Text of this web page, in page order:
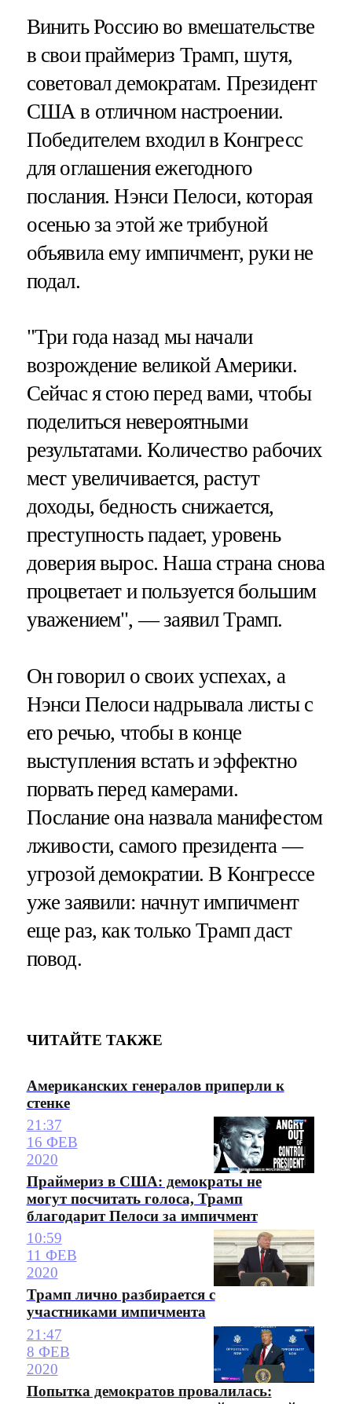
Винить Россию во вмешательстве
в свои праймериз Трамп, шутя,
советовал демократам. Президент
США в отличном настроении.
Победителем входил в Конгресс
для оглашения ежегодного
послания. Нэнси Пелоси, которая
осенью за этой же трибуной
объявила ему импичмент, руки не
подал.
"Три года назад мы начали
возрождение великой Америки.
Сейчас я стою перед вами, чтобы
поделиться невероятными
результатами. Количество рабочих
мест увеличивается, растут
доходы, бедность снижается,
преступность падает, уровень
доверия вырос. Наша страна снова
процветает и пользуется большим
уважением", — заявил Трамп.
Он говорил о своих успехах, а
Нэнси Пелоси надрывала листы с
его речью, чтобы в конце
выступления встать и эффектно
порвать перед камерами.
Послание она назвала манифестом
лживости, самого президента —
угрозой демократии. В Конгрессе
уже заявили: начнут импичмент
еще раз, как только Трамп даст
повод.
ЧИТАЙТЕ ТАКЖЕ
Американских генералов приперли к
стенке
21:37
16 ФЕВ
2020
Праймериз в США: демократы не
могут посчитать голоса, Трамп
благодарит Пелоси за импичмент
10:59
11 ФЕВ
2020
Трамп лично разбирается с
участниками импичмента
21:47
8 ФЕВ
2020
Попытка демократов провалилась: